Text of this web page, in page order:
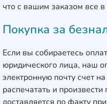
что с вашим заказом все в
Покупка за
Если вы собираетесь
юридического лица, наш
электронную почту счет
распечатать и